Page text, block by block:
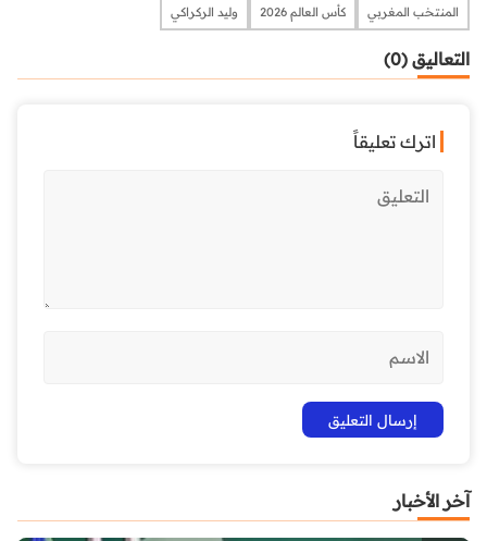
المنتخب المغربي كأس العالم 2026 وليد الركراكي
التعاليق (0)
اترك تعليقاً
آخر الأخبار